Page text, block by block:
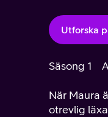
Utforska
Säsong 1
När Maura
otrevlig